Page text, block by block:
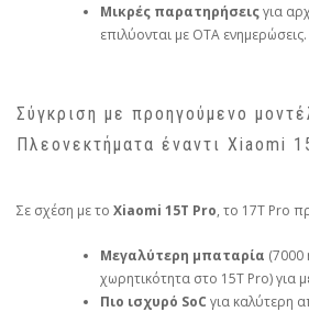
Μικρές παρατηρήσειςγια
επιλύονται με OTA ενημερώσεις.
Σύγκριση με προηγούμενο
Πλεονεκτήματα έναντι Xiaomi
Σε σχέση με το Xiaomi 15T Pro, το 17T Pro
Μεγαλύτερη μπαταρία (7000
χωρητικότητα στο 15T Pro) για
Πιο ισχυρό SoC για καλύτερη